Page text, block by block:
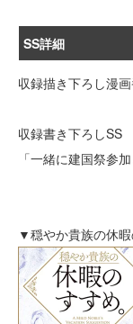
SS詳細
収録描き下ろし漫
収録書き下ろしSS
「一緒に建国祭参
▼穏やか貴族の休